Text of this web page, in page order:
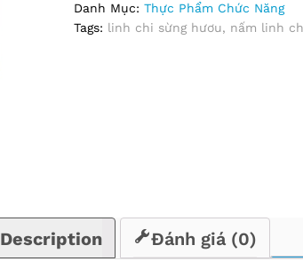
Hình
Cô
Danh Mục:Thực Phẩm Chức Năng
Tags: linh chi sừng hươu, nấm linh
Description Đánh giá (0)